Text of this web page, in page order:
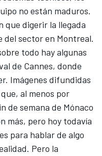
no están maduros.
que digerir la llegada
del sector en Montreal.
todo hay algunas
de Cannes, donde
Imágenes difundidas
al menos por
de semana de Mónaco
más, pero hoy todavía
para hablar de algo
Pero la